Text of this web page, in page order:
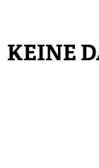
KEINE